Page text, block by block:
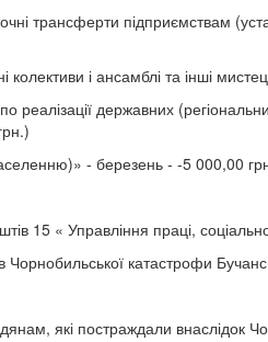
трансферти підприємствам
і ансамблі та інші
державних
- березень - -5 000,00
15 « Управління праці,
Чорнобильської катастрофи
які постраждали внаслідок